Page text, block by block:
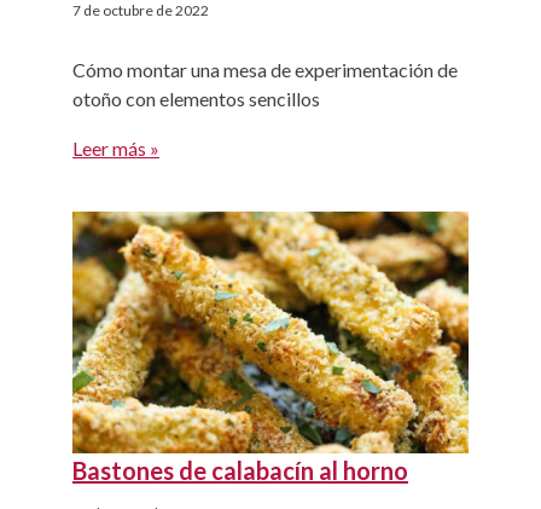
7 de octubre de 2022
Cómo montar una mesa de experimentación de
otoño con elementos sencillos
Leer más »
Bastones de calabacín al horno